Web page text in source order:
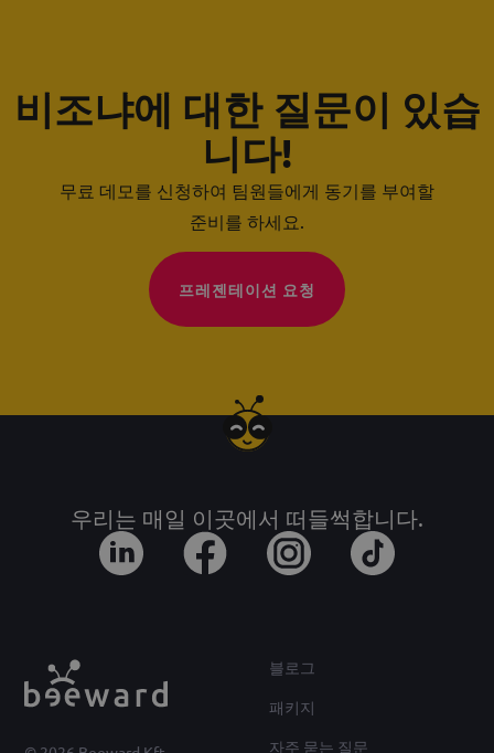
비조냐에 대한 질문이 있습
니다!
무료 데모를 신청하여 팀원들에게 동기를 부여할
준비를 하세요.
프레젠테이션 요청
우리는 매일 이곳에서 떠들썩합니다.
블로그
패키지
자주 묻는 질문